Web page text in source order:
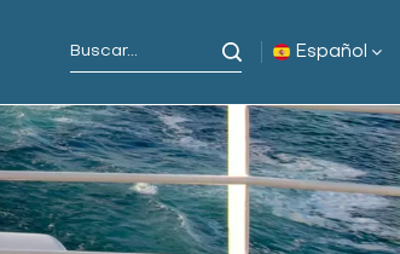
Español
English
русский